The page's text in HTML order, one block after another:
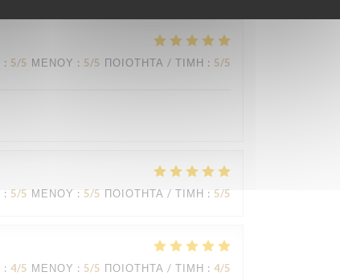
: 5/5 ΜΕΝΟΎ : 5/5 ΠΟΙΌΤΗΤΑ / ΤΙΜΉ : 5/5
: 5/5 ΜΕΝΟΎ : 5/5 ΠΟΙΌΤΗΤΑ / ΤΙΜΉ : 5/5
: 4/5 ΜΕΝΟΎ : 5/5 ΠΟΙΌΤΗΤΑ / ΤΙΜΉ : 4/5